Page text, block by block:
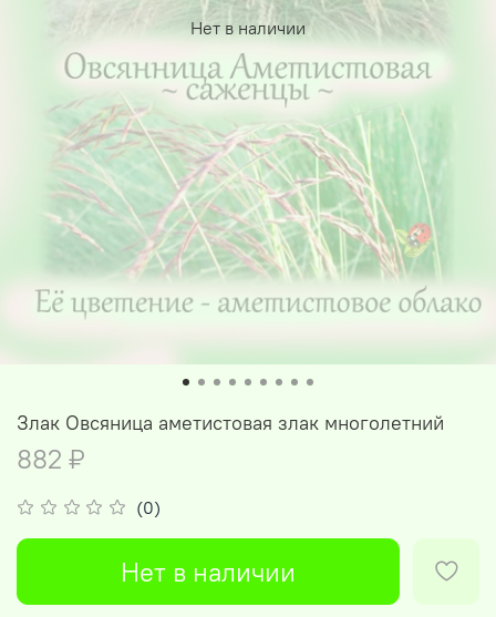
Нет в наличии
(0)
Злак Овсяница аметистовая злак многолетний
882 ₽
Нет в наличии